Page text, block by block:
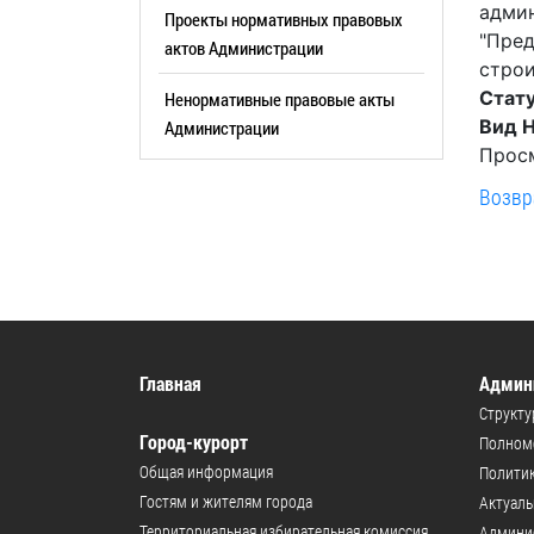
Стандарт развития конкуренции
Антимонопольный комплаенс
Общественная безопасность
Инициативное бюджетирование
WEB-камеры
РУКОВОДИТЕЛИ
Резерв
Торги
объектах
поездки
Проекты нормативных правовых
актов Администрации
Ненормативные правовые акты
Администрации
Вид
Главная
Город-курорт
Общая информация
Гостям и жителям города